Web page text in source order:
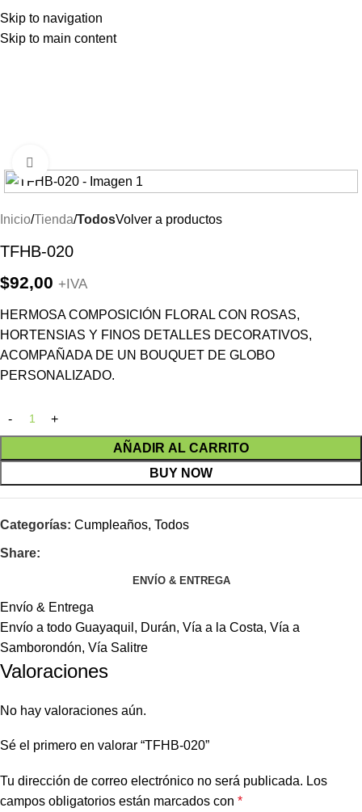
Skip to navigation
Skip to main content
Inicio Tienda TodosVolver a productos
TFHB-020
$92,00 +IVA
HERMOSA COMPOSICIÓN FLORAL CON ROSAS,
HORTENSIAS Y FINOS DETALLES DECORATIVOS,
ACOMPAÑADA DE UN BOUQUET DE GLOBO
PERSONALIZADO.
AÑADIR AL CARRITO
BUY NOW
Categorías: Cumpleaños, Todos
Share:
ENVÍO & ENTREGA
Envío & Entrega
Envío a todo Guayaquil, Durán, Vía a la Costa, Vía a
Samborondón, Vía Salitre
Valoraciones
No hay valoraciones aún.
Sé el primero en valorar “TFHB-020”
Tu dirección de correo electrónico no será publicada. Los
campos obligatorios están marcados con *